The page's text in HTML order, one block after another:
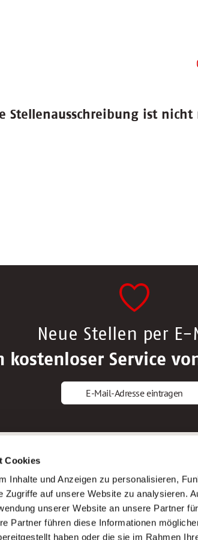
Cookies
Inhalte und Anzeigen zu personalisieren,
Zugriffe auf unsere Website zu analysieren.
unserer Website an unsere Partner
Partner führen diese Informationen
haben oder die sie im Rahmen
Stellenausschreibung ist nicht
Neue Stellen per E-
kostenloser Service
E-Mail-Adresse eintragen
Altenpfleger*in
Krankenpfleger*in
Altenpflegehelfer*in
Erzieher*in
AWO
Sitemap
Impressum
Datenschutz